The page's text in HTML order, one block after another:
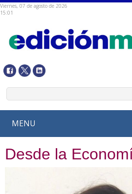
Viernes, 07 de agosto de 2026
15:01
MENU
Desde la